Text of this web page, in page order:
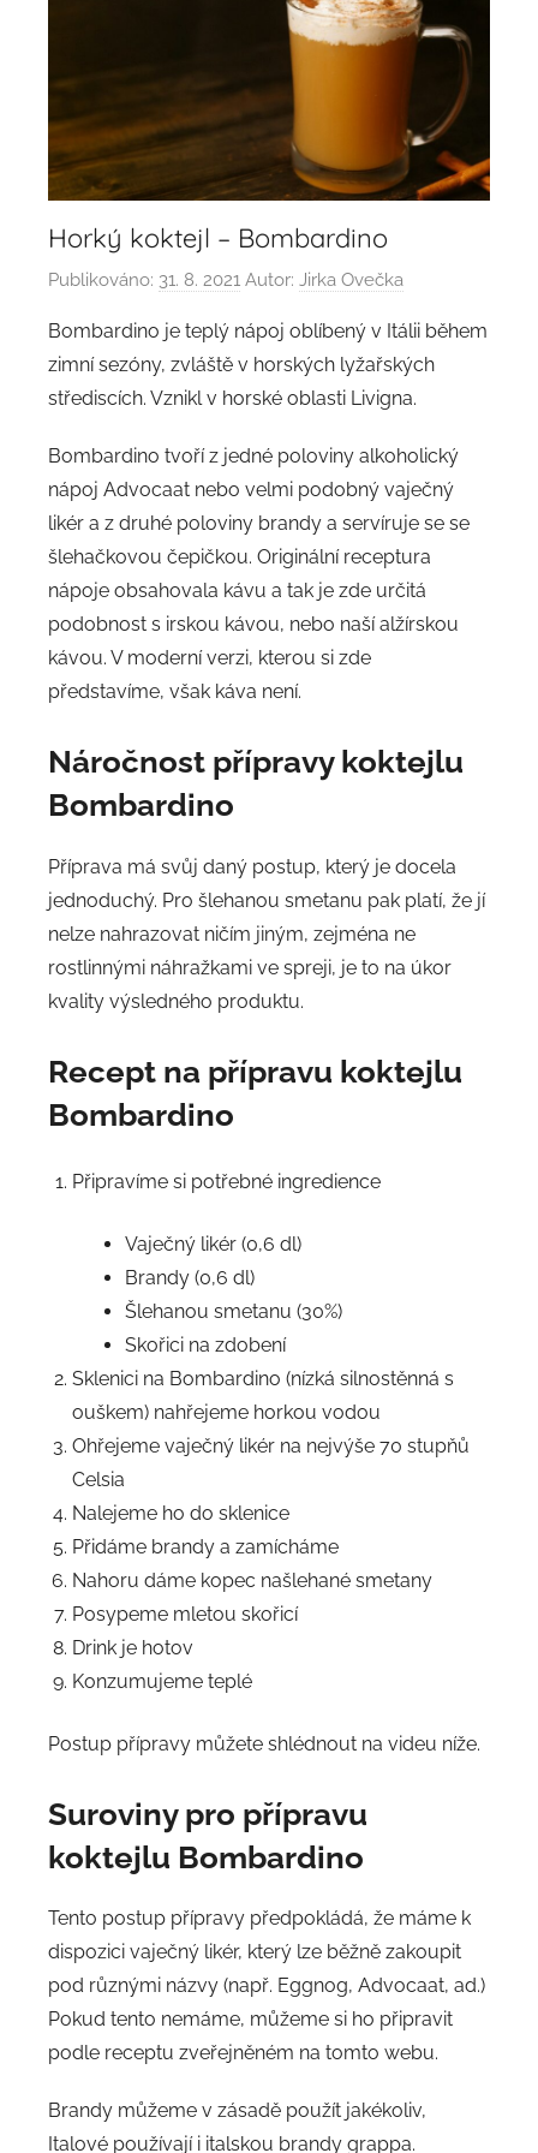
Horký koktejl – Bombardino
Publikováno: 31. 8. 2021 Autor: Jirka Ovečka
Bombardino je teplý nápoj oblíbený v Itálii během
zimní sezóny, zvláště v horských lyžařských
střediscích. Vznikl v horské oblasti Livigna.
Bombardino tvoří z jedné poloviny alkoholický
nápoj Advocaat nebo velmi podobný vaječný
likér a z druhé poloviny brandy a servíruje se se
šlehačkovou čepičkou. Originální receptura
nápoje obsahovala kávu a tak je zde určitá
podobnost s irskou kávou, nebo naší alžírskou
kávou. V moderní verzi, kterou si zde
představíme, však káva není.
Náročnost přípravykoktejlu
Bombardino
Příprava má svůj daný postup, který je docela
jednoduchý. Pro šlehanou smetanu pak platí, že jí
nelze nahrazovat ničím jiným, zejména ne
rostlinnými náhražkami ve spreji, je to na úkor
kvality výsledného produktu.
Recept na přípravu koktejlu
Bombardino
Připravíme si potřebné ingredience
Vaječný likér (0,6 dl)
Brandy (0,6 dl)
Šlehanou smetanu (30%)
Skořici na zdobení
Sklenici na Bombardino (nízká silnostěnná s
ouškem) nahřejeme horkou vodou
Ohřejeme vaječný likér na nejvýše 70 stupňů
Celsia
Nalejeme ho do sklenice
Přidáme brandy a zamícháme
Nahoru dáme kopec našlehané smetany
Posypeme mletou skořicí
Drink je hotov
Konzumujeme teplé
Postup přípravy můžete shlédnout na videu níže.
Surovinypro přípravu
koktejlu Bombardino
Tento postup přípravy předpokládá, že máme k
dispozici vaječný likér, který lze běžně zakoupit
pod různými názvy (např. Eggnog, Advocaat, ad.)
Pokud tento nemáme, můžeme si ho připravit
podle receptu zveřejněném na tomto webu.
Brandy můžeme v zásadě použít jakékoliv,
Italové používají i italskou brandy grappa.